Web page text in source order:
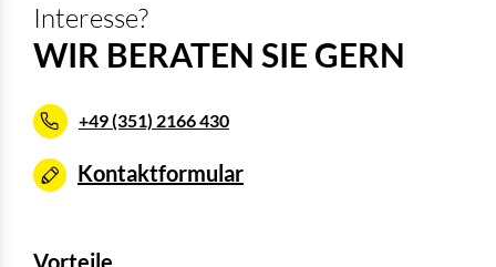
Interesse?
WIR BERATEN SIE GERN
+49 (351) 2166 430
Kontaktformular
Vorteile